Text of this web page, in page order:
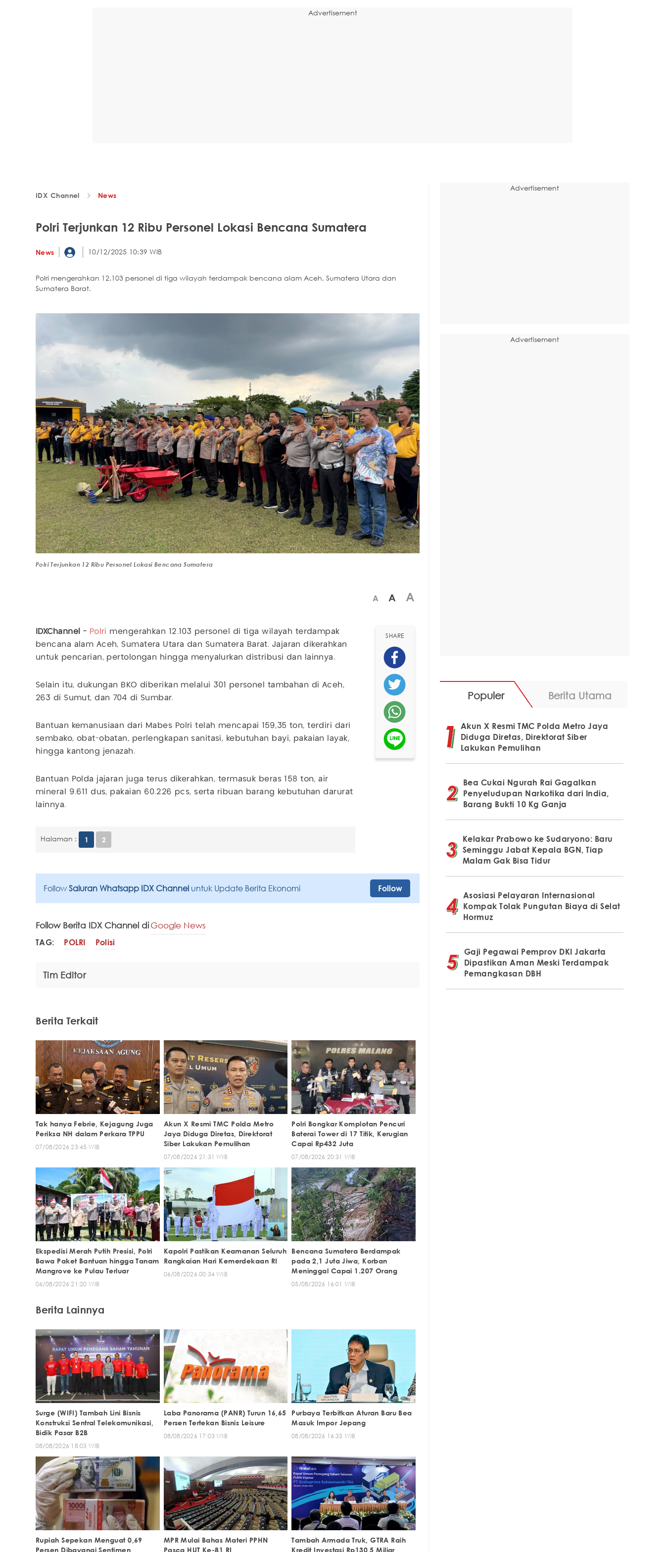
Advertisement
IDX Channel News
Polri Terjunkan 12 Ribu Personel Lokasi Bencana Sumatera
News 10/12/2025 10:39 WIB
Polri mengerahkan 12.103 personel di tiga wilayah terdampak bencana alam Aceh, Sumatera Utara dan
Sumatera Barat.
Polri Terjunkan 12 Ribu Personel Lokasi Bencana Sumatera
A A A
IDXChannel - Polri mengerahkan 12.103 personel di tiga wilayah terdampak
bencana alam Aceh, Sumatera Utara dan Sumatera Barat. Jajaran dikerahkan
untuk pencarian, pertolongan hingga menyalurkan distribusi dan lainnya.
Selain itu, dukungan BKO diberikan melalui 301 personel tambahan di Aceh,
263 di Sumut, dan 704 di Sumbar.
Bantuan kemanusiaan dari Mabes Polri telah mencapai 159,35 ton, terdiri dari
sembako, obat-obatan, perlengkapan sanitasi, kebutuhan bayi, pakaian layak,
hingga kantong jenazah.
Bantuan Polda jajaran juga terus dikerahkan, termasuk beras 158 ton, air
mineral 9.611 dus, pakaian 60.226 pcs, serta ribuan barang kebutuhan darurat
lainnya.
Halaman : 1 2
SHARE
Follow Saluran Whatsapp IDX Channel untuk Update Berita Ekonomi Follow
Follow Berita IDX Channel diGoogle News
TAG: POLRI Polisi
Tim Editor
Berita Terkait
Tak hanya Febrie, Kejagung Juga
Periksa NH dalam Perkara TPPU
07/08/2026 23:45 WIB
Akun X Resmi TMC Polda Metro
Jaya Diduga Diretas, Direktorat
Siber Lakukan Pemulihan
07/08/2026 21:31 WIB
Polri Bongkar Komplotan Pencuri
Baterai Tower di 17 Titik, Kerugian
Capai Rp432 Juta
07/08/2026 20:31 WIB
Ekspedisi Merah Putih Presisi, Polri
Bawa Paket Bantuan hingga Tanam
Mangrove ke Pulau Terluar
06/08/2026 21:20 WIB
Kapolri Pastikan Keamanan Seluruh
Rangkaian Hari Kemerdekaan RI
06/08/2026 00:34 WIB
Bencana Sumatera Berdampak
pada 2,1 Juta Jiwa, Korban
Meninggal Capai 1.207 Orang
05/08/2026 16:01 WIB
Berita Lainnya
Surge (WIFI) Tambah Lini Bisnis
Konstruksi Sentral Telekomunikasi,
Bidik Pasar B2B
08/08/2026 18:03 WIB
Laba Panorama (PANR) Turun 16,65
Persen Tertekan Bisnis Leisure
08/08/2026 17:03 WIB
Purbaya Terbitkan Aturan Baru Bea
Masuk Impor Jepang
08/08/2026 16:33 WIB
Rupiah Sepekan Menguat 0,69
Persen Dibayangi Sentimen
MPR Mulai Bahas Materi PPHN
Pasca HUT Ke-81 RI
Tambah Armada Truk, GTRA Raih
Kredit Investasi Rp130,5 Miliar
Advertisement
Advertisement
Populer Berita Utama
Akun X Resmi TMC Polda Metro Jaya
Diduga Diretas, Direktorat Siber
Lakukan Pemulihan
Bea Cukai Ngurah Rai Gagalkan
Penyeludupan Narkotika dari India,
Barang Bukti 10 Kg Ganja
Kelakar Prabowo ke Sudaryono: Baru
Seminggu Jabat Kepala BGN, Tiap
Malam Gak Bisa Tidur
Asosiasi Pelayaran Internasional
Kompak Tolak Pungutan Biaya di Selat
Hormuz
Gaji Pegawai Pemprov DKI Jakarta
Dipastikan Aman Meski Terdampak
Pemangkasan DBH